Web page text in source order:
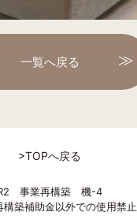
一覧へ戻る
>TOPへ戻る
事業再構築 機-4
構築補助金以外での使用禁止